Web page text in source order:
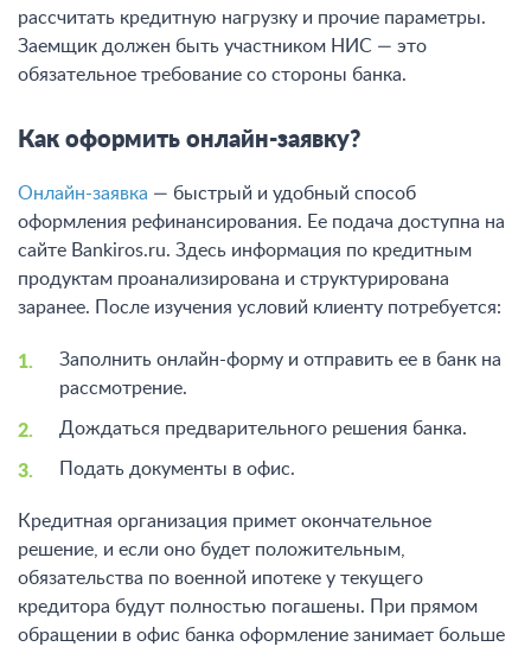
рассчитать кредитную нагрузку и прочие параметры.
Заемщик должен быть участником НИС — это
обязательное требование со стороны банка.
Как оформить онлайн-заявку?
Онлайн-заявка — быстрый и удобный способ
оформления рефинансирования. Ее подача доступна на
сайте Bankiros.ru. Здесь информация по кредитным
продуктам проанализирована и структурирована
заранее. После изучения условий клиенту потребуется:
Заполнить онлайн-форму и отправить ее в банк на
рассмотрение.
Дождаться предварительного решения банка.
Подать документы в офис.
Кредитная организация примет окончательное
решение, и если оно будет положительным,
обязательства по военной ипотеке у текущего
кредитора будут полностью погашены. При прямом
обращении в офис банка оформление занимает больше